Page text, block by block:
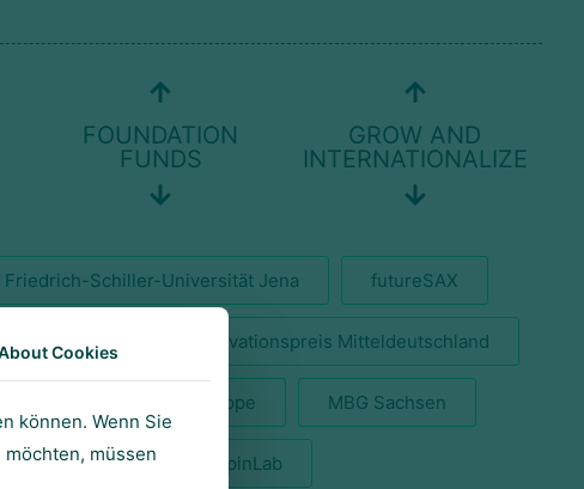
FOUNDATION
FUNDS
GROW AND
INTERNATIONALIZE
Friedrich-Schiller-Universität Jena futureSAX
Infineon IQ Innovationspreis Mitteldeutschland
MADSACK Mediengruppe MBG Sachsen
SpinLab
Cookies
können. Wenn Sie
müssen